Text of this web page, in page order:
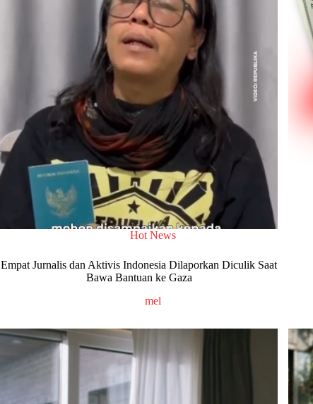
Hot News
Empat Jurnalis dan Aktivis Indonesia Dilaporkan Diculik Saat
Bawa Bantuan ke Gaza
mel